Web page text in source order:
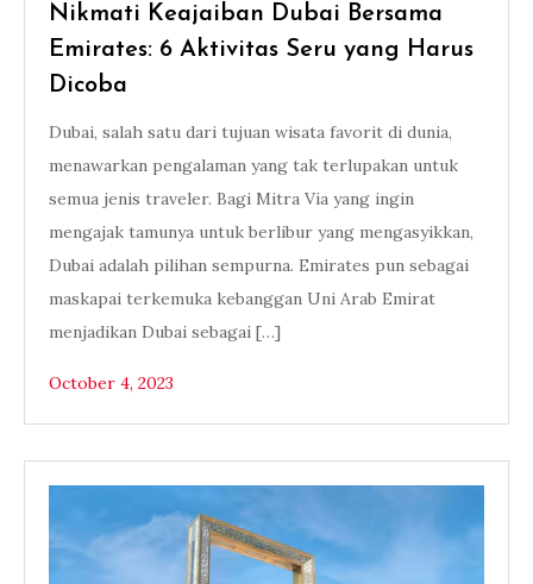
Nikmati Keajaiban Dubai Bersama
Emirates: 6 Aktivitas Seru yang Harus
Dicoba
Dubai, salah satu dari tujuan wisata favorit di dunia,
menawarkan pengalaman yang tak terlupakan untuk
semua jenis traveler. Bagi Mitra Via yang ingin
mengajak tamunya untuk berlibur yang mengasyikkan,
Dubai adalah pilihan sempurna. Emirates pun sebagai
maskapai terkemuka kebanggan Uni Arab Emirat
menjadikan Dubai sebagai […]
October 4, 2023